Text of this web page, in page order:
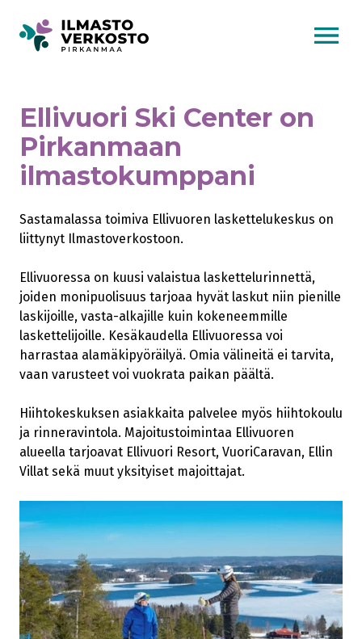
Ellivuori Ski Center on
Pirkanmaan
ilmastokumppani
Sastamalassa toimiva Ellivuoren laskettelukeskus on
liittynyt Ilmastoverkostoon.
Ellivuoressa on kuusi valaistua laskettelurinnettä,
joiden monipuolisuus tarjoaa hyvät laskut niin pienille
laskijoille, vasta-alkajille kuin kokeneemmille
laskettelijoille. Kesäkaudella Ellivuoressa voi
harrastaa alamäkipyöräilyä. Omia välineitä ei tarvita,
vaan varusteet voi vuokrata paikan päältä.
Hiihtokeskuksen asiakkaita palvelee myös hiihtokoulu
ja rinneravintola. Majoitustoimintaa Ellivuoren
alueella tarjoavat Ellivuori Resort, VuoriCaravan, Ellin
Villat sekä muut yksityiset majoittajat.